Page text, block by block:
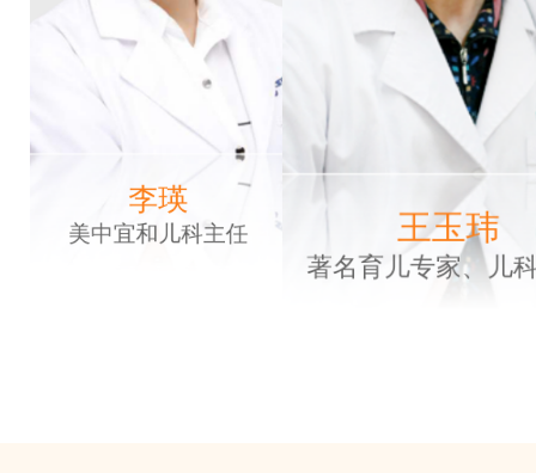
王玉玮
著名育儿专家、儿
李瑛
美中宜和儿科主任